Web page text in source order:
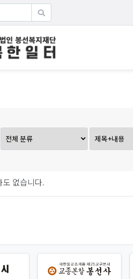
없습니다.